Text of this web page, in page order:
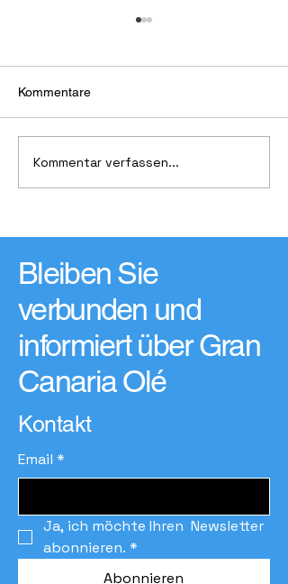
19. Kunsthandwerksmarkt
„Feria de Artesanía de
Kommentare
Kommentar verfassen...
Bleiben Sie
verbunden und
informiert über Gran
Canaria Olé
Kontakt
Email *
Ja, ich möchte Ihren  Newsletter
abonnieren. *
Abonnieren